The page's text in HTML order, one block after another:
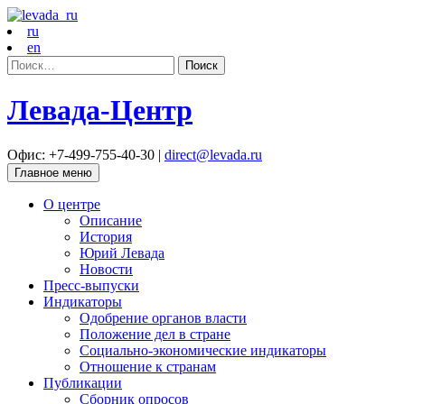
ru
en
Найти:
Левада-Центр
Офис: +7-499-755-40-30 | direct@levada.ru
Главное меню
О центре
Описание
История
Юрий Левада
Новости
Пресс-выпуски
Индикаторы
Одобрение органов власти
Положение дел в стране
Социально-экономические индикаторы
Отношение к странам
Публикации
Сборник опросов